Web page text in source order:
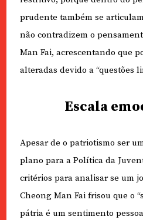
prudente também se
não contradizem o
Man Fai, acrescentando que
alteradas devido a “questões
Escala
Apesar de o patriotismo ser
plano para a Política da
critérios para analisar se um
Cheong Man Fai frisou que o
pátria é um sentimento